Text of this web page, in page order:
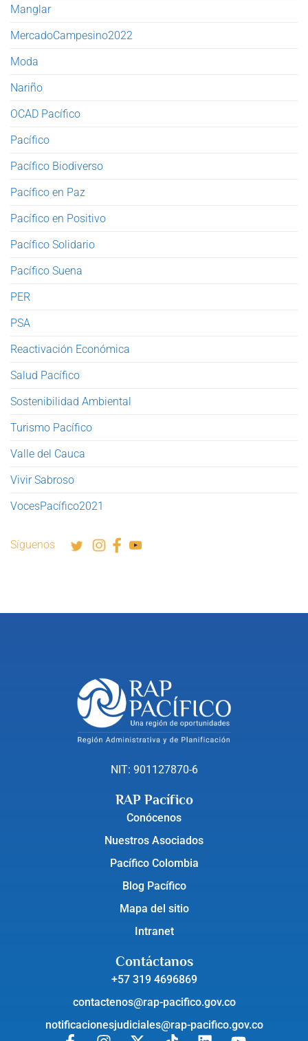
Manglar
MercadoCampesino2022
Moda
Nariño
OCAD Pacífico
Pacífico
Pacífico Biodiverso
Pacífico en Paz
Pacífico en Positivo
Pacífico Solidario
Pacífico Suena
PER
PSA
Reactivación Económica
Salud Pacífico
Sostenibilidad Ambiental
Turismo Pacífico
Valle del Cauca
Vivir Sabroso
VocesPacífico2021
Síguenos
NIT: 901127870-6
RAP Pacífico
Conócenos
Nuestros Asociados
Pacífico Colombia
Blog Pacífico
Mapa del sitio
Intranet
Contáctanos
+57 319 4696869
contactenos@rap-pacifico.gov.co
notificacionesjudiciales@rap-pacifico.gov.co